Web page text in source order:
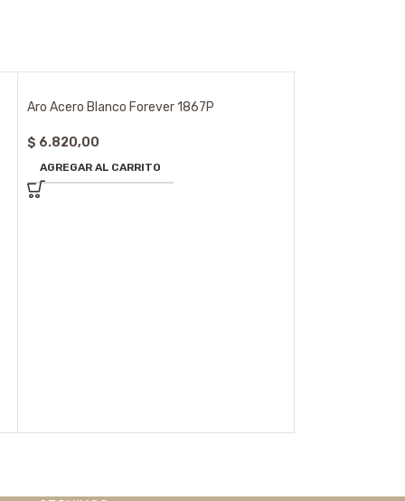
Aro Acero Blanco Forever 1867P
$ 6.820,00
AGREGAR AL CARRITO